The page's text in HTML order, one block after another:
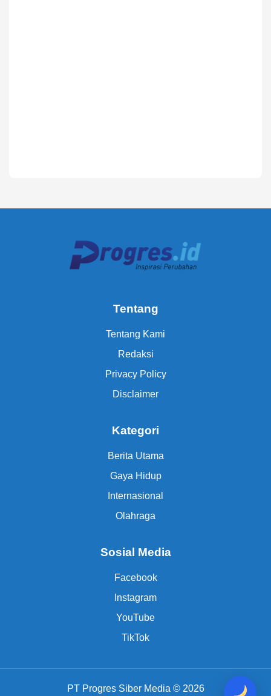
Tentang
Tentang Kami
Redaksi
Privacy Policy
Disclaimer
Kategori
Berita Utama
Gaya Hidup
Internasional
Olahraga
Sosial Media
Facebook
Instagram
YouTube
TikTok
PT Progres Siber Media © 2026